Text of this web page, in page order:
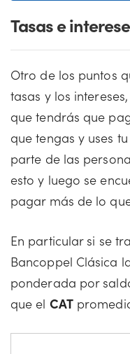
Tasas e
Otro de los puntos
tasas y los
que tendrás que
que tengas y uses
parte de las
esto y luego se
pagar más de lo
En particular si se
Bancoppel Clásica
ponderada por
que el CAT